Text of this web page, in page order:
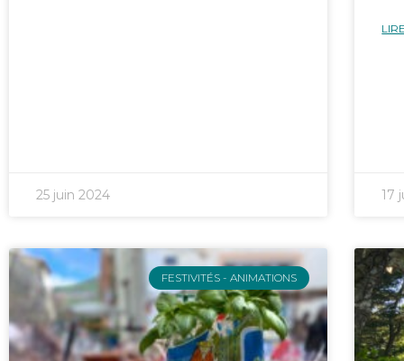
25 juin 2024 17
FESTIVITÉS - ANIMATIONS